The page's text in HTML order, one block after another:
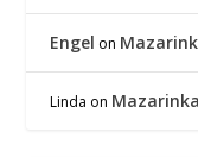
Engel on
Linda on